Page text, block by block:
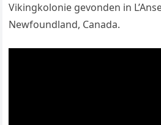
Vikingkolonie gevonden in
Newfoundland, Canada.